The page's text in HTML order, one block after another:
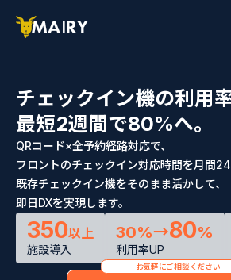
チェックイン機の利用率
最短2週間で80%へ。
QRコード×全予約経路対応で、
フロントのチェックイン対応時間を月間
既存チェックイン機をそのまま活かして、
即日DXを実現します。
350以上
施設導入
30%→80%
利用率UP
お気軽にご相談ください